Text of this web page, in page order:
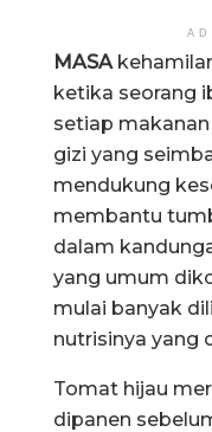
MASA
ketika seorang
setiap
gizi yang
mendukung
membantu
dalam
yang umum
mulai banyak
nutrisinya yang
Tomat hijau
dipanen